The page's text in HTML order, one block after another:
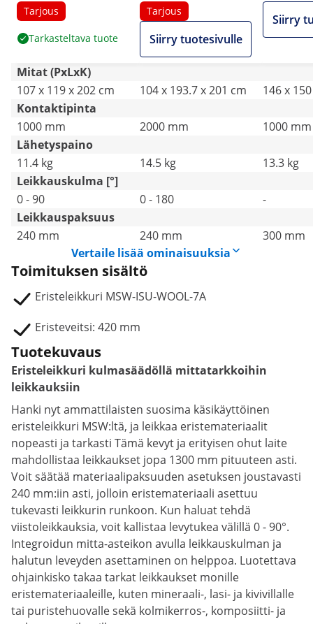
eristeveitsen
Tarjous
Tarkasteltava tuote
eristeveitsen
Tarjous
Siirry tuotesivulle
ja -
Siirry
Mitat (PxLxK)
107 x 119 x 202 cm
104 x 193.7 x 201 cm
146 x
Kontaktipinta
1000 mm
2000 mm
1000 mm
Lähetyspaino
11.4 kg
14.5 kg
13.3 kg
Leikkauskulma [°]
0 - 90
0 - 180
-
Leikkauspaksuus
240 mm
240 mm
300 mm
Vertaile lisää ominaisuuksia
Toimituksen sisältö
Eristeleikkuri MSW-ISU-WOOL-7A
Eristeveitsi: 420 mm
Tuotekuvaus
Eristeleikkuri kulmasäädöllä mittatarkkoihin
leikkauksiin
Hanki nyt ammattilaisten suosima käsikäyttöinen
eristeleikkuri MSW:ltä, ja leikkaa eristemateriaalit
nopeasti ja tarkasti Tämä kevyt ja erityisen ohut laite
mahdollistaa leikkaukset jopa 1300 mm pituuteen asti.
Voit säätää materiaalipaksuuden asetuksen joustavasti
240 mm:iin asti, jolloin eristemateriaali asettuu
tukevasti leikkurin runkoon. Kun haluat tehdä
viistoleikkauksia, voit kallistaa levytukea välillä 0 - 90°.
Integroidun mitta-asteikon avulla leikkauskulman ja
halutun leveyden asettaminen on helppoa. Luotettava
ohjainkisko takaa tarkat leikkaukset monille
eristemateriaaleille, kuten mineraali-, lasi- ja kivivillalle
tai puristehuovalle sekä kolmikerros-, komposiitti- ja